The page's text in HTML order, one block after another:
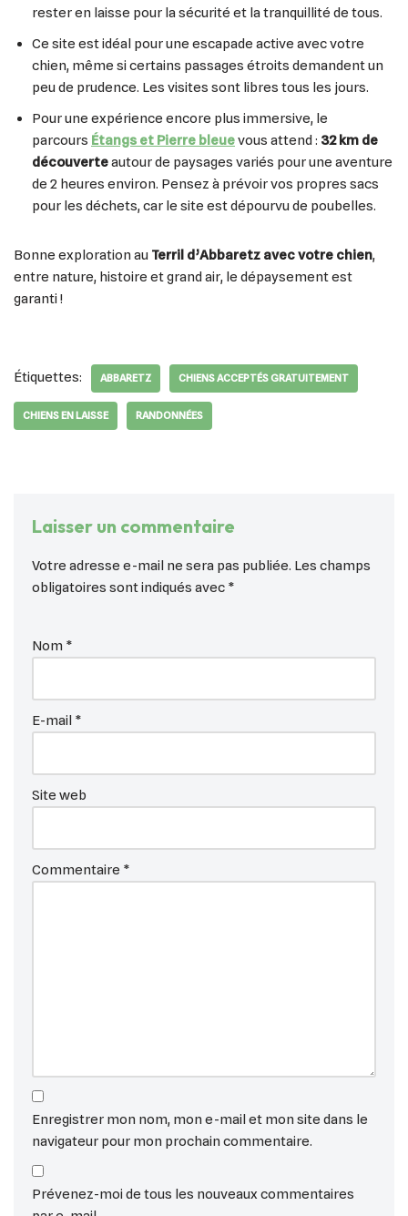
rester en laisse pour la sécurité et la tranquillité de tous.
Ce site est idéal pour une escapade active avec votre
chien, même si certains passages étroits demandent un
peu de prudence. Les visites sont libres tous les jours.
Pour une expérience encore plus immersive, le
parcours Étangs et Pierre bleuevous attend : 32 km de
découverteautour de paysages variés pour une aventure
de 2 heures environ. Pensez à prévoir vos propres sacs
pour les déchets, car le site est dépourvu de poubelles.
Bonne exploration au Terril d’Abbaretz avec votre chien,
entre nature, histoire et grand air, le dépaysement est
garanti !
Étiquettes: ABBARETZ CHIENS ACCEPTÉS GRATUITEMENT
CHIENS EN LAISSE RANDONNÉES
Laisser un commentaire
Votre adresse e-mail ne sera pas publiée. Les champs
obligatoires sont indiqués avec *
Nom *
E-mail *
Site web
Commentaire *
Enregistrer mon nom, mon e-mail et mon site dans le
navigateur pour mon prochain commentaire.
Prévenez-moi de tous les nouveaux commentaires